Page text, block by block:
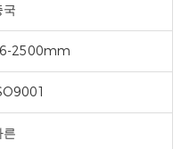
국
2500mm
른